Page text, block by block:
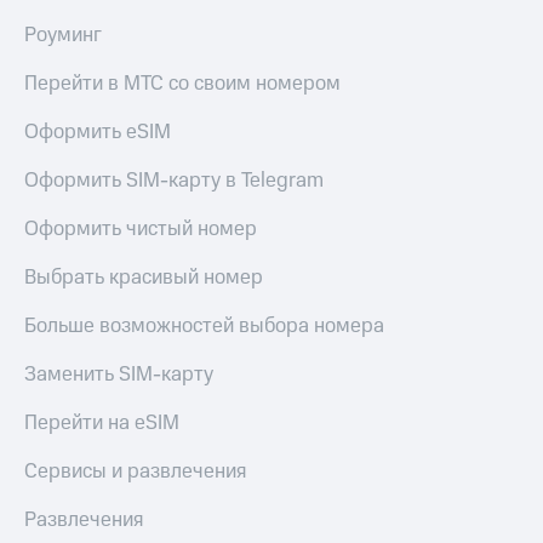
деньги
и получайте
доход 15%
и
номер
автоплатежа
Пополнить
другого
оператора
Оплата
при
покупке
со связью
МТС
Роуминг
Перейти в МТС со своим номером
Оформить eSIM
Оформить SIM-карту в Telegram
Оформить чистый номер
Выбрать красивый номер
Больше возможностей выбора номера
Заменить SIM-карту
Перейти на eSIM
Сервисы и развлечения
Развлечения